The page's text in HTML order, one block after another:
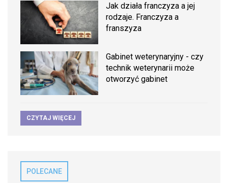
Jak działa franczyza a jej
rodzaje. Franczyza a
franszyza
Gabinet weterynaryjny - czy
technik weterynarii może
otworzyć gabinet
CZYTAJ WIĘCEJ
POLECANE